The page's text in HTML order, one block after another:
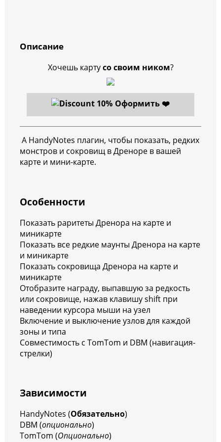
Описание
Хочешь картусо своим ником?
Оформить ❤️
А HandyNotes плагин, чтобы показать, редких
монстров и сокровищ в Дреноре в вашей
карте и мини-карте.
Особенности
Показать раритеты Дренора на карте и
миникарте
Показать все редкие маунты Дренора на карте
и миникарте
Показать сокровища Дренора на карте и
миникарте
Отобразите награду, выпавшую за редкость
или сокровище, нажав клавишу shift при
наведении курсора мыши на узел
Включение и выключение узлов для каждой
зоны и типа
Совместимость с TomTom и DBM (навигация-
стрелки)
Зависимости
HandyNotes (Обязательно)
DBM (опционально)
TomTom (Опционально)